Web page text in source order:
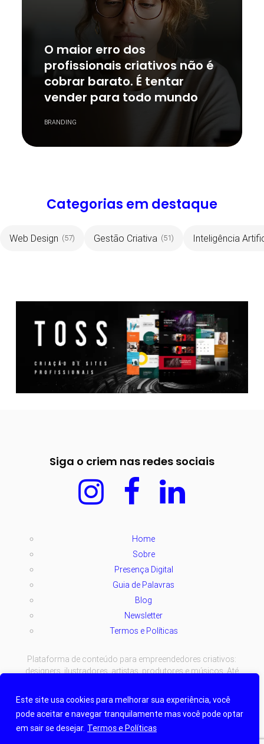
Este site usa cookies para melhorar sua experiência, você
pode aceitar e navegar tranquilamente mas você pode optar
em sair se desejar. Termos e Políticas
O maior erro dos
profissionais criativos não é
cobrar barato. É tentar
vender para todo mundo
BRANDING
Categorias em destaque
Web Design (57) Gestão Criativa (51) Inteligência
Siga o criem nas redes sociais
Home
Sobre
Presença Digital
Guia de Palavras
Blog
Newsletter
Termos e Políticas
Plataforma de conteúdo para empreendedores criativos:
designers, ilustradores, artistas, produtores e músicos. Até
Copyright © 2024-2026 Todos os direitos reservados à criem.
Termos e Políticas| Hosting:TOSS STUDIO.